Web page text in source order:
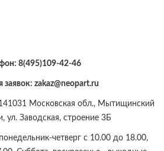
8(495)109-42-46
заявок: zakaz@neopart.ru
Московская обл., Мытищинский
ул. Заводская, строение 3Б
понедельник-четверг с 10.00 до 18.00,